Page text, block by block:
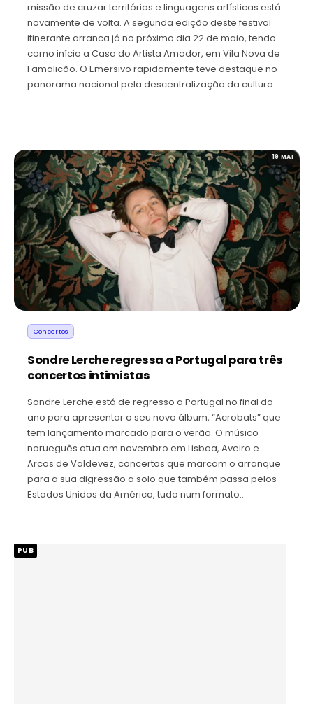
missão de cruzar territórios e linguagens artísticas está
novamente de volta. A segunda edição deste festival
itinerante arranca já no próximo dia 22 de maio, tendo
como início a Casa do Artista Amador, em Vila Nova de
Famalicão. O Emersivo rapidamente teve destaque no
panorama nacional pela descentralização da cultura…
19 MAI
Concertos
Sondre Lerche regressa a Portugal para três
concertos intimistas
Sondre Lerche está de regresso a Portugal no final do
ano para apresentar o seu novo álbum, “Acrobats” que
tem lançamento marcado para o verão. O músico
norueguês atua em novembro em Lisboa, Aveiro e
Arcos de Valdevez, concertos que marcam o arranque
para a sua digressão a solo que também passa pelos
Estados Unidos da América, tudo num formato…
PUB